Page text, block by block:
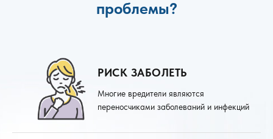
проблемы?
РИСК ЗАБОЛЕТЬ
Многие вредители являются
переносчиками заболеваний и инфекций